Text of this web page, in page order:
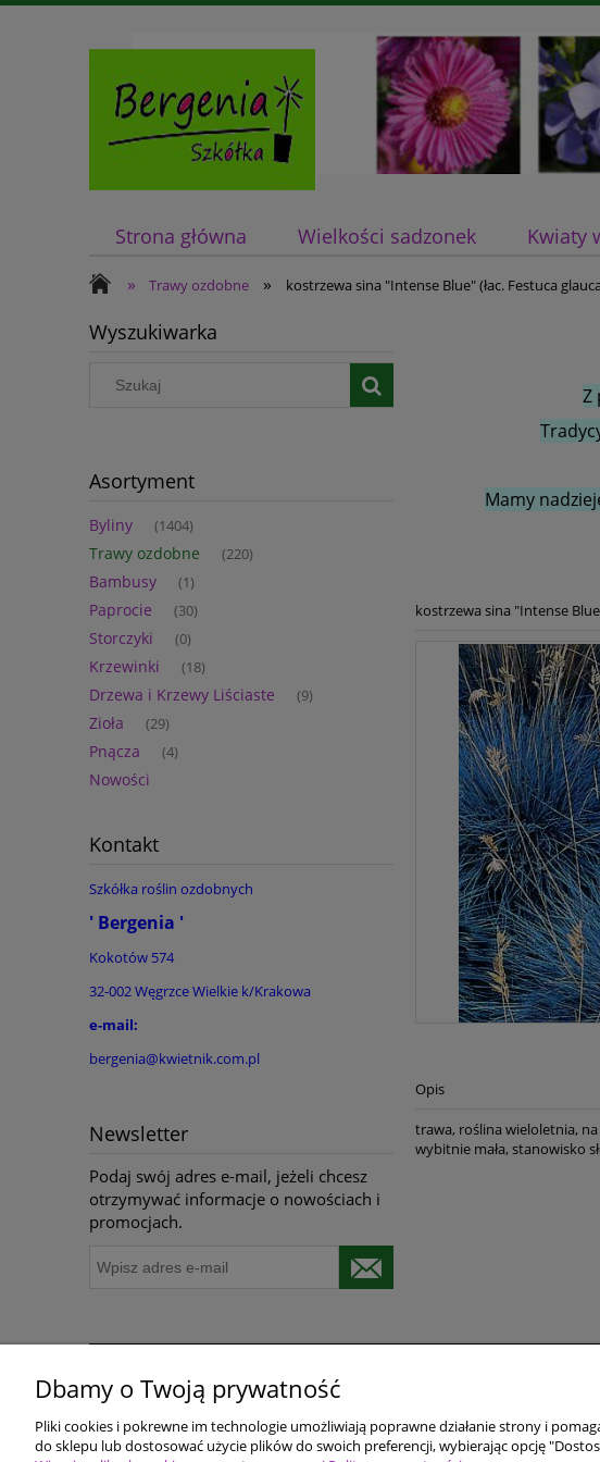
Strona główna Wielkości sadzonek Kwiaty
» Trawy ozdobne » kostrzewa sina "Intense Blue" (łac. Festuca
Wyszukiwarka
Asortyment
Byliny (1404)
Trawy ozdobne (220)
Bambusy (1)
Paprocie (30)
Storczyki (0)
Krzewinki (18)
Drzewa i Krzewy Liściaste (9)
Zioła (29)
Pnącza (4)
Nowości
Kontakt
Szkółka roślin ozdobnych
' Bergenia '
Kokotów 574
32-002 Węgrzce Wielkie k/Krakowa
e-mail:
bergenia@kwietnik.com.pl
Newsletter
Podaj swój adres e-mail, jeżeli chcesz
otrzymywać informacje o nowościach i
promocjach.
Z
Mamy
kostrzewa sina "Intense
Opis
trawa, roślina wieloletnia,
wybitnie mała, stanowisko
Pomoc
Polityka prywatności
Terminy realizacji dostaw
Dbamy o Twoją prywatność
Pliki cookies i pokrewne im technologie umożliwiają poprawne działanie strony i
do sklepu lub dostosować użycie plików do swoich preferencji, wybierając opcję